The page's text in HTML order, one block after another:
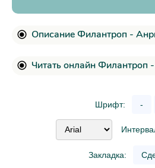
Описание Филантроп -
Читать онлайн Филантроп
Шрифт: -
Закладка: